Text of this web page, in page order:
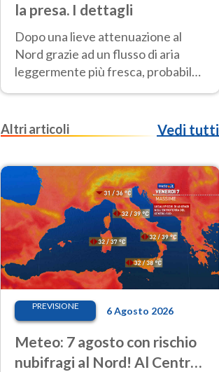
la presa. I dettagli
Dopo una lieve attenuazione al
Nord grazie ad un flusso di aria
leggermente più fresca, probabile
nuovo rinforzo dell’anticiclone
Altri articoli
Vedi tutti
PREVISIONE 6 Agosto 2026
Meteo: 7 agosto con rischio
nubifragi al Nord! Al Centro-